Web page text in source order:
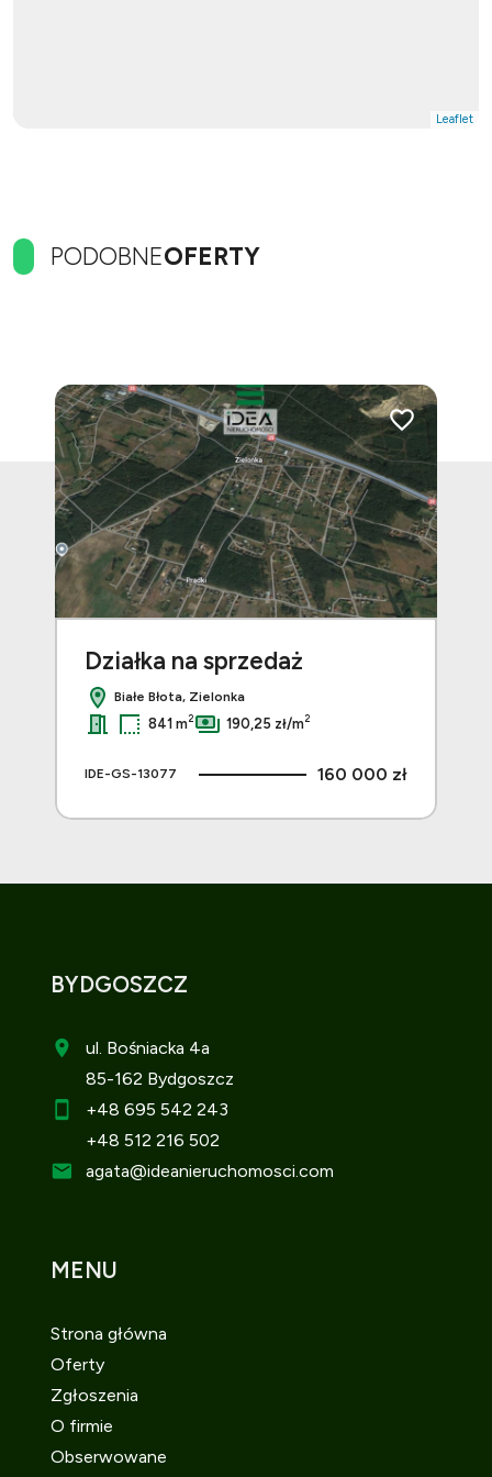
Leaflet
PODOBNEOFERTY
Dodaj do ulubionych Dodaj do
Działka na sprzedaż
Białe Błota, Zielonka
841 m2 190,25 zł/m2
IDE-GS-13077 160 000 zł
BYDGOSZCZ
ul. Bośniacka 4a
85-162 Bydgoszcz
+48 695 542 243
+48 512 216 502
agata@ideanieruchomosci.com
MENU
Strona główna
Oferty
Zgłoszenia
O firmie
Obserwowane